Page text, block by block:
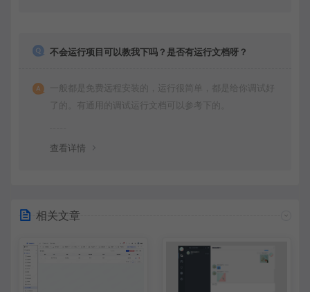
不会运行项目可以教我下吗？是否有运行文档呀？
一般都是免费远程安装的，运行很简单，都是给你调试好
了的。有通用的调试运行文档可以参考下的。
查看详情
相关文章